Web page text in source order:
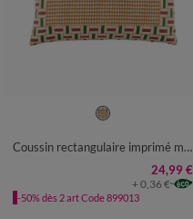
Coussin rectangulaire imprimé motifs géométriques
24,99 €
+ 0,36 €
-50% dès 2 art Code 899013